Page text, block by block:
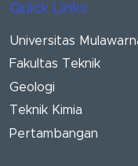
Quick Links
Universitas
Fakultas Teknik
Geologi
Teknik Kimia
Pertambangan